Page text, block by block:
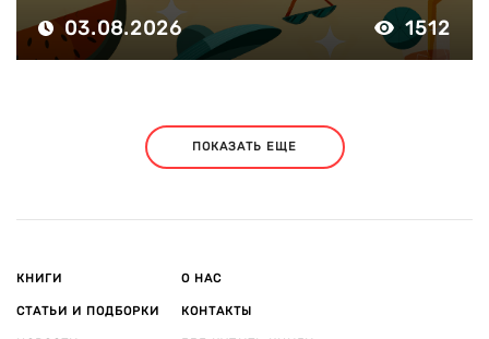
03.08.2026 1512
ПОКАЗАТЬ ЕЩЕ
КНИГИ
СТАТЬИ И ПОДБОРКИ
О НАС
КОНТАКТЫ